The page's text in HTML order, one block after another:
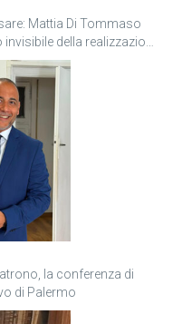
Mattia Di Tommaso
della realizzazione
la conferenza di
di Palermo